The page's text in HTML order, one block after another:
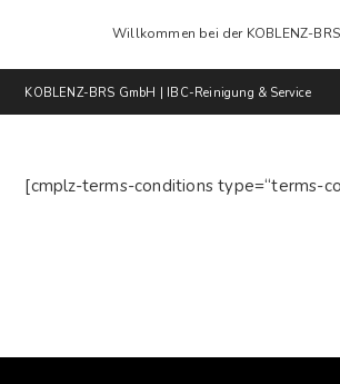
springen
Willkommen bei der KOBLENZ-
KOBLENZ-BRS GmbH | IBC-Reinigung & Service
[cmplz-terms-conditions type=“terms-